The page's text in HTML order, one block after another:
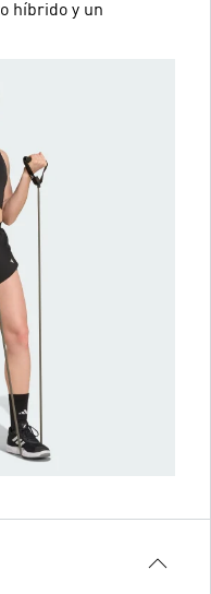
híbrido y un